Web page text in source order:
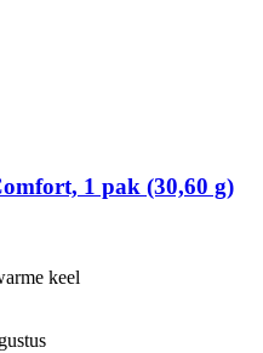
1 pak (30,60 g)
keel